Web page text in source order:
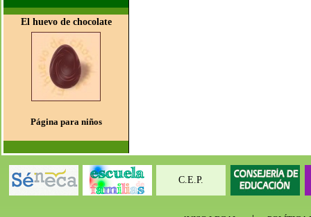
El huevo de chocolate
Página para niños
C.E.P.